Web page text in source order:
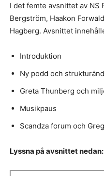
I det femte avsnittet av NS
Bergström, Haakon
Hagberg. Avsnittet
Introduktion
Ny podd och
Greta Thunberg och
Musikpaus
Scandza forum och
Lyssna på avsnittet nedan: